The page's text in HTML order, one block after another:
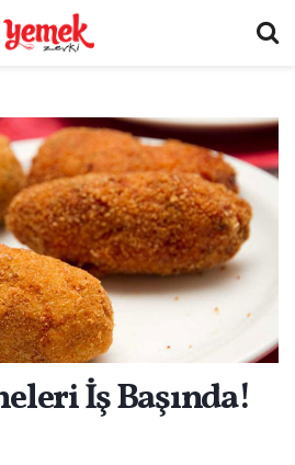
İş Başında!